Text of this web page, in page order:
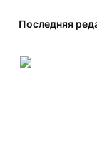
Последняя